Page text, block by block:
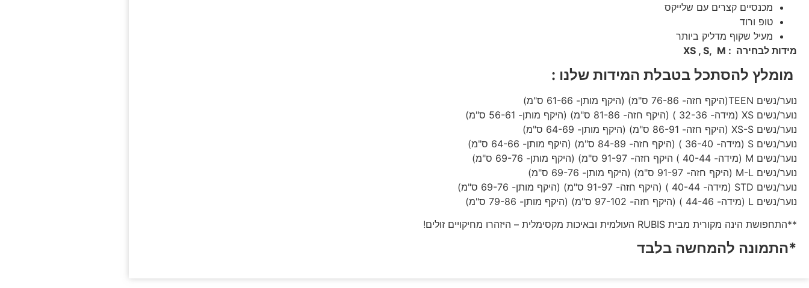
מכנסיים קצרים עם שלייקס
טופ ורוד
מעיל שקוף מדליק ביותר
מידות לבחירה : XS , S, M
מומלץ להסתכל בטבלת המידות שלנו :
נוער/נשים TEEN(היקף חזה- 76-86 ס"מ) (היקף מותן- 61-66 ס"מ)
נוער/נשים XS (מידה- 32-36 ) (היקף חזה- 81-86 ס"מ) (היקף מותן- 56-61 ס"מ)
נוער/נשים XS-S (היקף חזה- 86-91 ס"מ) (היקף מותן- 64-69 ס"מ)
נוער/נשים S (מידה- 36-40 ) (היקף חזה- 84-89 ס"מ) (היקף מותן- 64-66 ס"מ)
נוער/נשים M (מידה- 40-44 ) היקף חזה- 91-97 ס"מ) (היקף מותן- 69-76 ס"מ)
נוער/נשים M-L (היקף חזה- 91-97 ס"מ) (היקף מותן- 69-76 ס"מ)
נוער/נשים STD (מידה- 40-44 ) (היקף חזה- 91-97 ס"מ) (היקף מותן- 69-76 ס"מ)
נוער/נשים L (מידה- 44-46 ) (היקף חזה- 97-102 ס"מ) (היקף מותן- 79-86 ס"מ)
**התחפושת הינה מקורית מבית RUBIS העולמית ובאיכות מקסימלית – היזהרו מחיקויים זולים!
*התמונה להמחשה בלבד